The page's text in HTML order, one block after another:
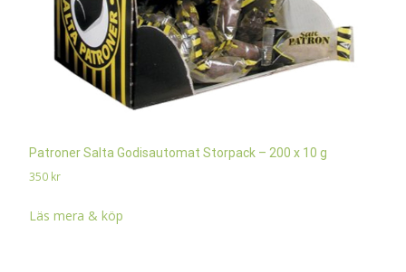
Patroner Salta Godisautomat Storpack – 200 x 10 g
350 kr
Läs mera & köp